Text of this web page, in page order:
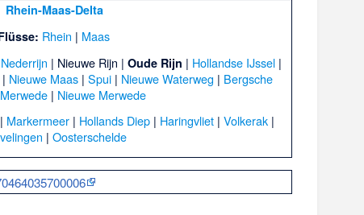
Rhein-Maas-Delta
Rhein | Maas
Nederrijn | Nieuwe Rijn |Oude Rijn | Hollandse IJssel |
| Nieuwe Maas |Spui | Nieuwe Waterweg | Bergsche
Merwede| Nieuwe Merwede
| Markermeer | Hollands Diep | Haringvliet |Volkerak |
|Oosterschelde